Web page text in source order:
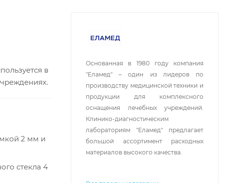
в
2 мм и
стекла 4
Основанная в 1980 году компания
"Еламед" – один из лидеров по
производству медицинской техники и
продукции для комплексного
оснащения лечебных учреждений.
Клинико-диагностическим
лабораториям "Еламед" предлагает
большой ассортимент расходных
материалов высокого качества.